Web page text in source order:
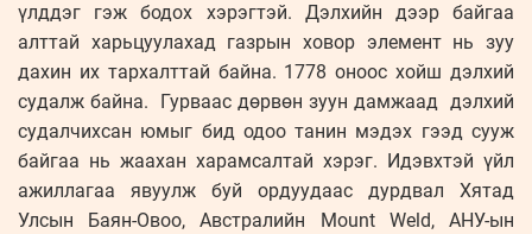
үлддэг гэж бодох хэрэгтэй. Дэлхийн дээр байгаа
алттай харьцуулахад газрын ховор элемент нь зуу
дахин их тархалттай байна. 1778 оноос хойш дэлхий
судалж байна. Гурваас дөрвөн зуун дамжаад дэлхий
судалчихсан юмыг бид одоо танин мэдэх гээд сууж
байгаа нь жаахан харамсалтай хэрэг. Идэвхтэй үйл
ажиллагаа явуулж буй ордуудаас дурдвал Хятад
Улсын Баян-Овоо, Австралийн Mount Weld, АНУ-ын